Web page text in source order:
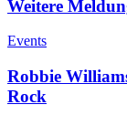
Weitere
Events
Robbie
Rock